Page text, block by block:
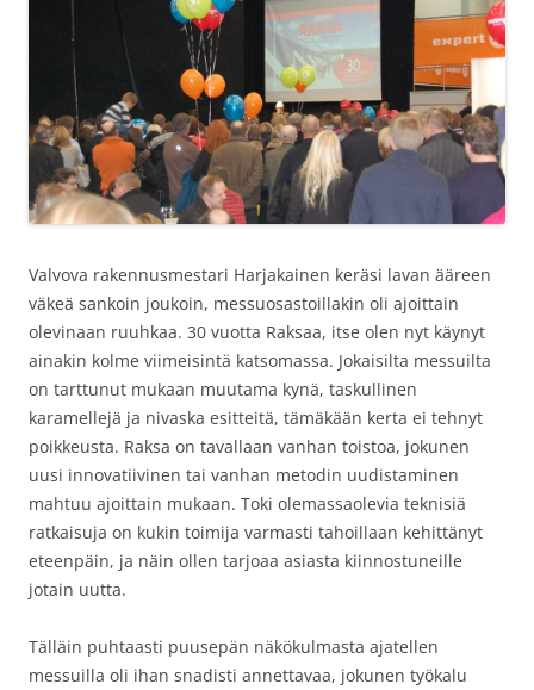
Valvova rakennusmestari Harjakainen keräsi lavan ääreen
väkeä sankoin joukoin, messuosastoillakin oli ajoittain
olevinaan ruuhkaa. 30 vuotta Raksaa, itse olen nyt käynyt
ainakin kolme viimeisintä katsomassa. Jokaisilta messuilta
on tarttunut mukaan muutama kynä, taskullinen
karamellejä ja nivaska esitteitä, tämäkään kerta ei tehnyt
poikkeusta. Raksa on tavallaan vanhan toistoa, jokunen
uusi innovatiivinen tai vanhan metodin uudistaminen
mahtuu ajoittain mukaan. Toki olemassaolevia teknisiä
ratkaisuja on kukin toimija varmasti tahoillaan kehittänyt
eteenpäin, ja näin ollen tarjoaa asiasta kiinnostuneille
jotain uutta.
Tälläin puhtaasti puusepän näkökulmasta ajatellen
messuilla oli ihan snadisti annettavaa, jokunen työkalu